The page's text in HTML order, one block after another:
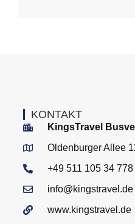
KONTAKT
KingsTravel
Oldenburger Allee
+49 511 105 34 778
info@kingstravel.de
www.kingstravel.de